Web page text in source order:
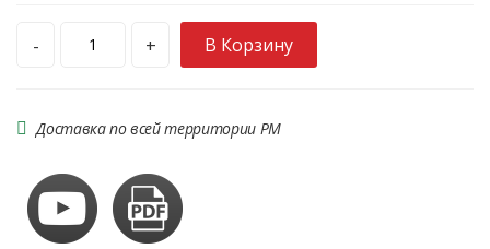
- + В Корзину
Доставка по всей территории РМ